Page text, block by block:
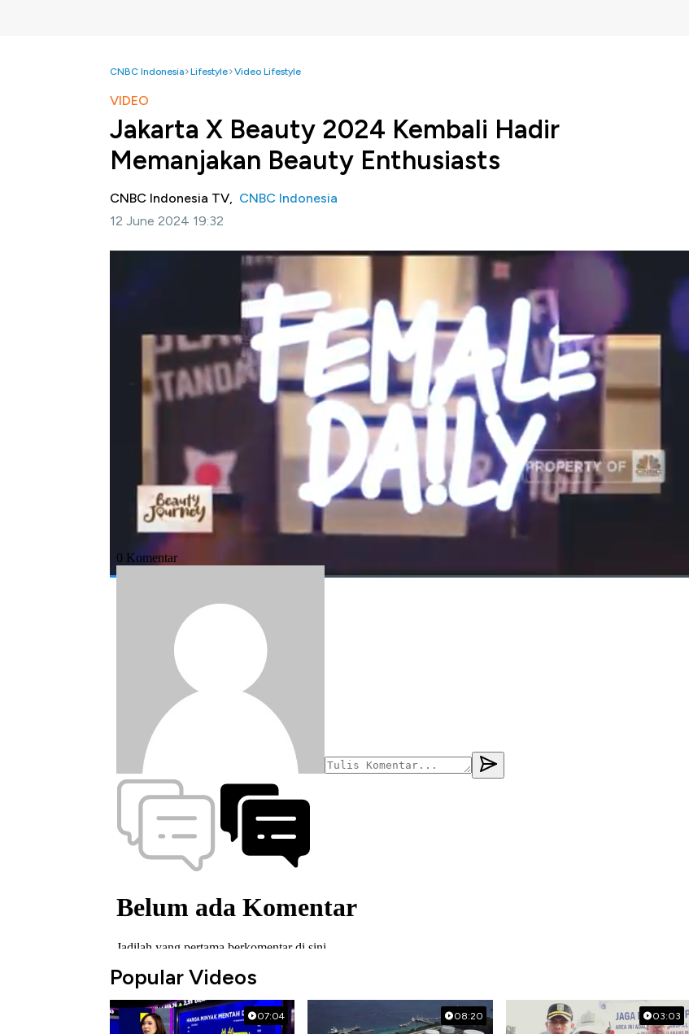
CNBC Indonesia Lifestyle Video Lifestyle
VIDEO
Jakarta X Beauty 2024 Kembali Hadir
Memanjakan Beauty Enthusiasts
CNBC Indonesia TV, CNBC Indonesia
12 June 2024 19:32
Jakarta, CNBC Indonesia-Event kecantikan terbesar di Asia Tenggara, Jakarta X Beauty 2024,
resmi di tutup. Kali ini Jakarta X Beauty hadir di Jakarta Convention Center (JCC Senayan), 6 hingga
9 Juni kemarin. Lantas seperti apa keseruan di event JXB 2024?
Simak liputan Jurnalis Dwi Devita dan juru kamera Indra Riantoro dalam program Closing Bell CNBC
Indonesia, Rabu (12/06/2024).
#jakarta x beauty
Popular Videos
07:04 08:20 03:03